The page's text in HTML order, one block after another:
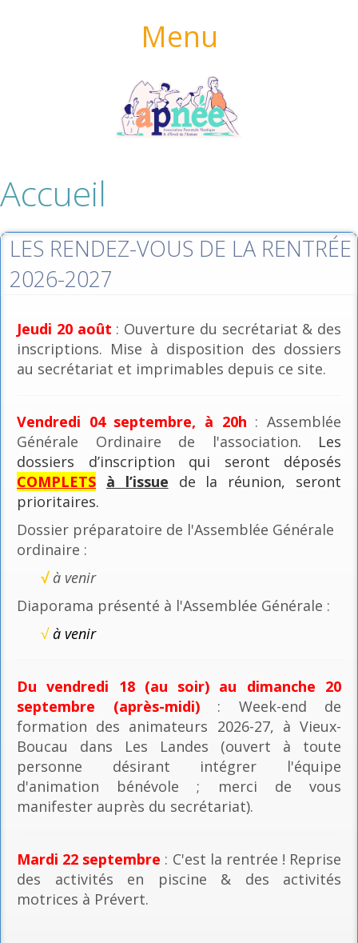
Menu
Accueil
LES RENDEZ-VOUS DE LA RENTRÉE
2026-2027
Jeudi 20 août : Ouverture du secrétariat & des
inscriptions. Mise à disposition des dossiers
au secrétariat et imprimables depuis ce site.
Vendredi 04 septembre, à 20h : Assemblée
Générale Ordinaire de l'association. Les
dossiers d’inscription qui seront déposés
COMPLETS à l’issue de la réunion, seront
prioritaires.
Dossier préparatoire de l'Assemblée Générale
ordinaire :
√ à venir
Diaporama présenté à l'Assemblée Générale :
√à venir
Du vendredi 18 (au soir) au dimanche 20
septembre (après-midi): Week-end de
formation des animateurs 2026-27, à Vieux-
Boucau dans Les Landes (ouvert à toute
personne désirant intégrer l'équipe
d'animation bénévole ; merci de vous
manifester auprès du secrétariat).
Mardi 22 septembre : C'est la rentrée ! Reprise
des activités en piscine & des activités
motrices à Prévert.